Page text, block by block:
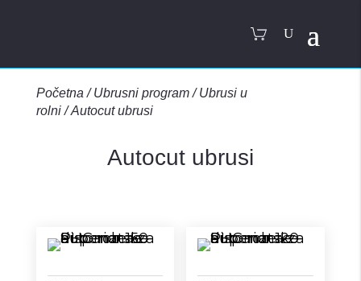
Početna /Ubrusni program/Ubrusi u
rolni/Autocut ubrusi
Autocut ubrusi